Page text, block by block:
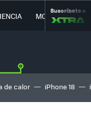
MOVILIDAD
Suscríbete a
de calor iPhone 18